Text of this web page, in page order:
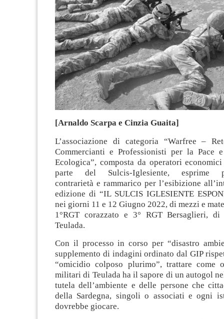
[Arnaldo Scarpa e Cinzia Guaita]
L’associazione di categoria “Warfree –
Commercianti e Professionisti per la Pace
Ecologica”, composta da operatori
parte del Sulcis-Iglesiente, esprime
contrarietà e rammarico per l’esibizione
edizione di “IL SULCIS IGLESIENTE
nei giorni 11 e 12 Giugno 2022, di mezzi e
1°RGT corazzato e 3° RGT Bersaglieri, di
Teulada.
Con il processo in corso per “disastro
supplemento di indagini ordinato dal GIP
“omicidio colposo plurimo”, trattare come
militari di Teulada ha il sapore di un autogol
tutela dell’ambiente e delle persone che
della Sardegna, singoli o associati e ogni
dovrebbe giocare.